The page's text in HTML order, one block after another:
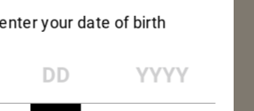
your date of birth